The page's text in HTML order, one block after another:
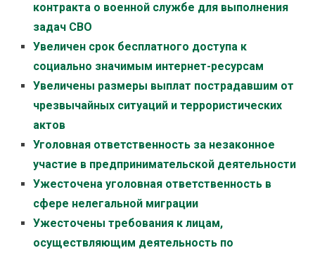
контракта о военной службе для выполнения
задач СВО
Увеличен срок бесплатного доступа к
социально значимым интернет-ресурсам
Увеличены размеры выплат пострадавшим от
чрезвычайных ситуаций и террористических
актов
Уголовная ответственность за незаконное
участие в предпринимательской деятельности
Ужесточена уголовная ответственность в
сфере нелегальной миграции
Ужесточены требования к лицам,
осуществляющим деятельность по